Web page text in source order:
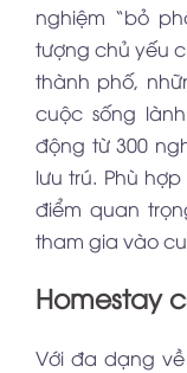
nghiệm “bỏ
tượng chủ yếu
thành phố,
cuộc sống
động từ 300
lưu trú. Phù
điểm quan
tham gia vào
Homestay
Với đa dạng